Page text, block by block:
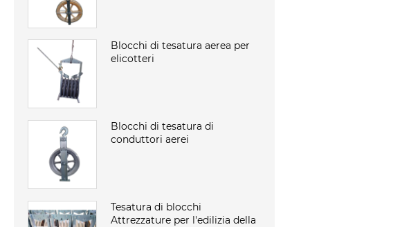
Blocchi di tesatura aerea per
elicotteri
Blocchi di tesatura di
conduttori aerei
Tesatura di blocchi
Attrezzature per l'edilizia della